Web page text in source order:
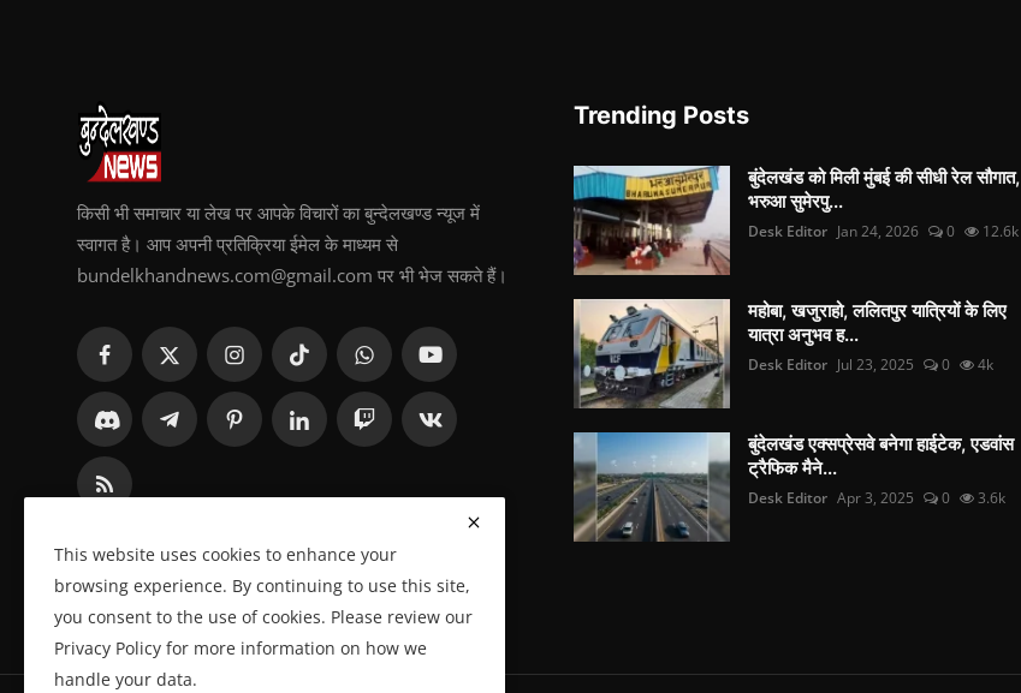
किसी भी समाचार या लेख पर आपके विचारों का बुन्देलखण्ड न्यूज में
स्वागत है। आप अपनी प्रतिक्रिया ईमेल के माध्यम से
bundelkhandnews.com@gmail.com पर भी भेज सकते हैं।
Trending Posts
बुंदेलखंड को मिली मुंबई की सीधी रेल सौगात,
भरुआ सुमेरपु...
Desk Editor Jan 24, 2026 0 12.6k
महोबा, खजुराहो, ललितपुर यात्रियों के लिए
यात्रा अनुभव ह...
Desk Editor Jul 23, 2025 0 4k
बुंदेलखंड एक्सप्रेसवे बनेगा हाईटेक, एडवांस
ट्रैफिक मैने...
Desk Editor Apr 3, 2025 0 3.6k
This website uses cookies to enhance your
browsing experience. By continuing to use this site,
you consent to the use of cookies. Please review our
Privacy Policy for more information on how we
handle your data.